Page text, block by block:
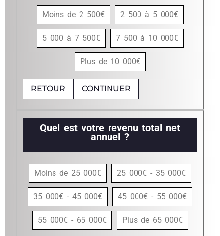
Moins de 2 500€ 2 500 à 5 000€
5 000 à 7 500€ 7 500 à 10 000€
Plus de 10 000€
RETOUR CONTINUER
Quel est votre revenu total net
annuel ?
Moins de 25 000€ 25 000€ - 35 000€
35 000€ - 45 000€ 45 000€ - 55 000€
55 000€ - 65 000€ Plus de 65 000€